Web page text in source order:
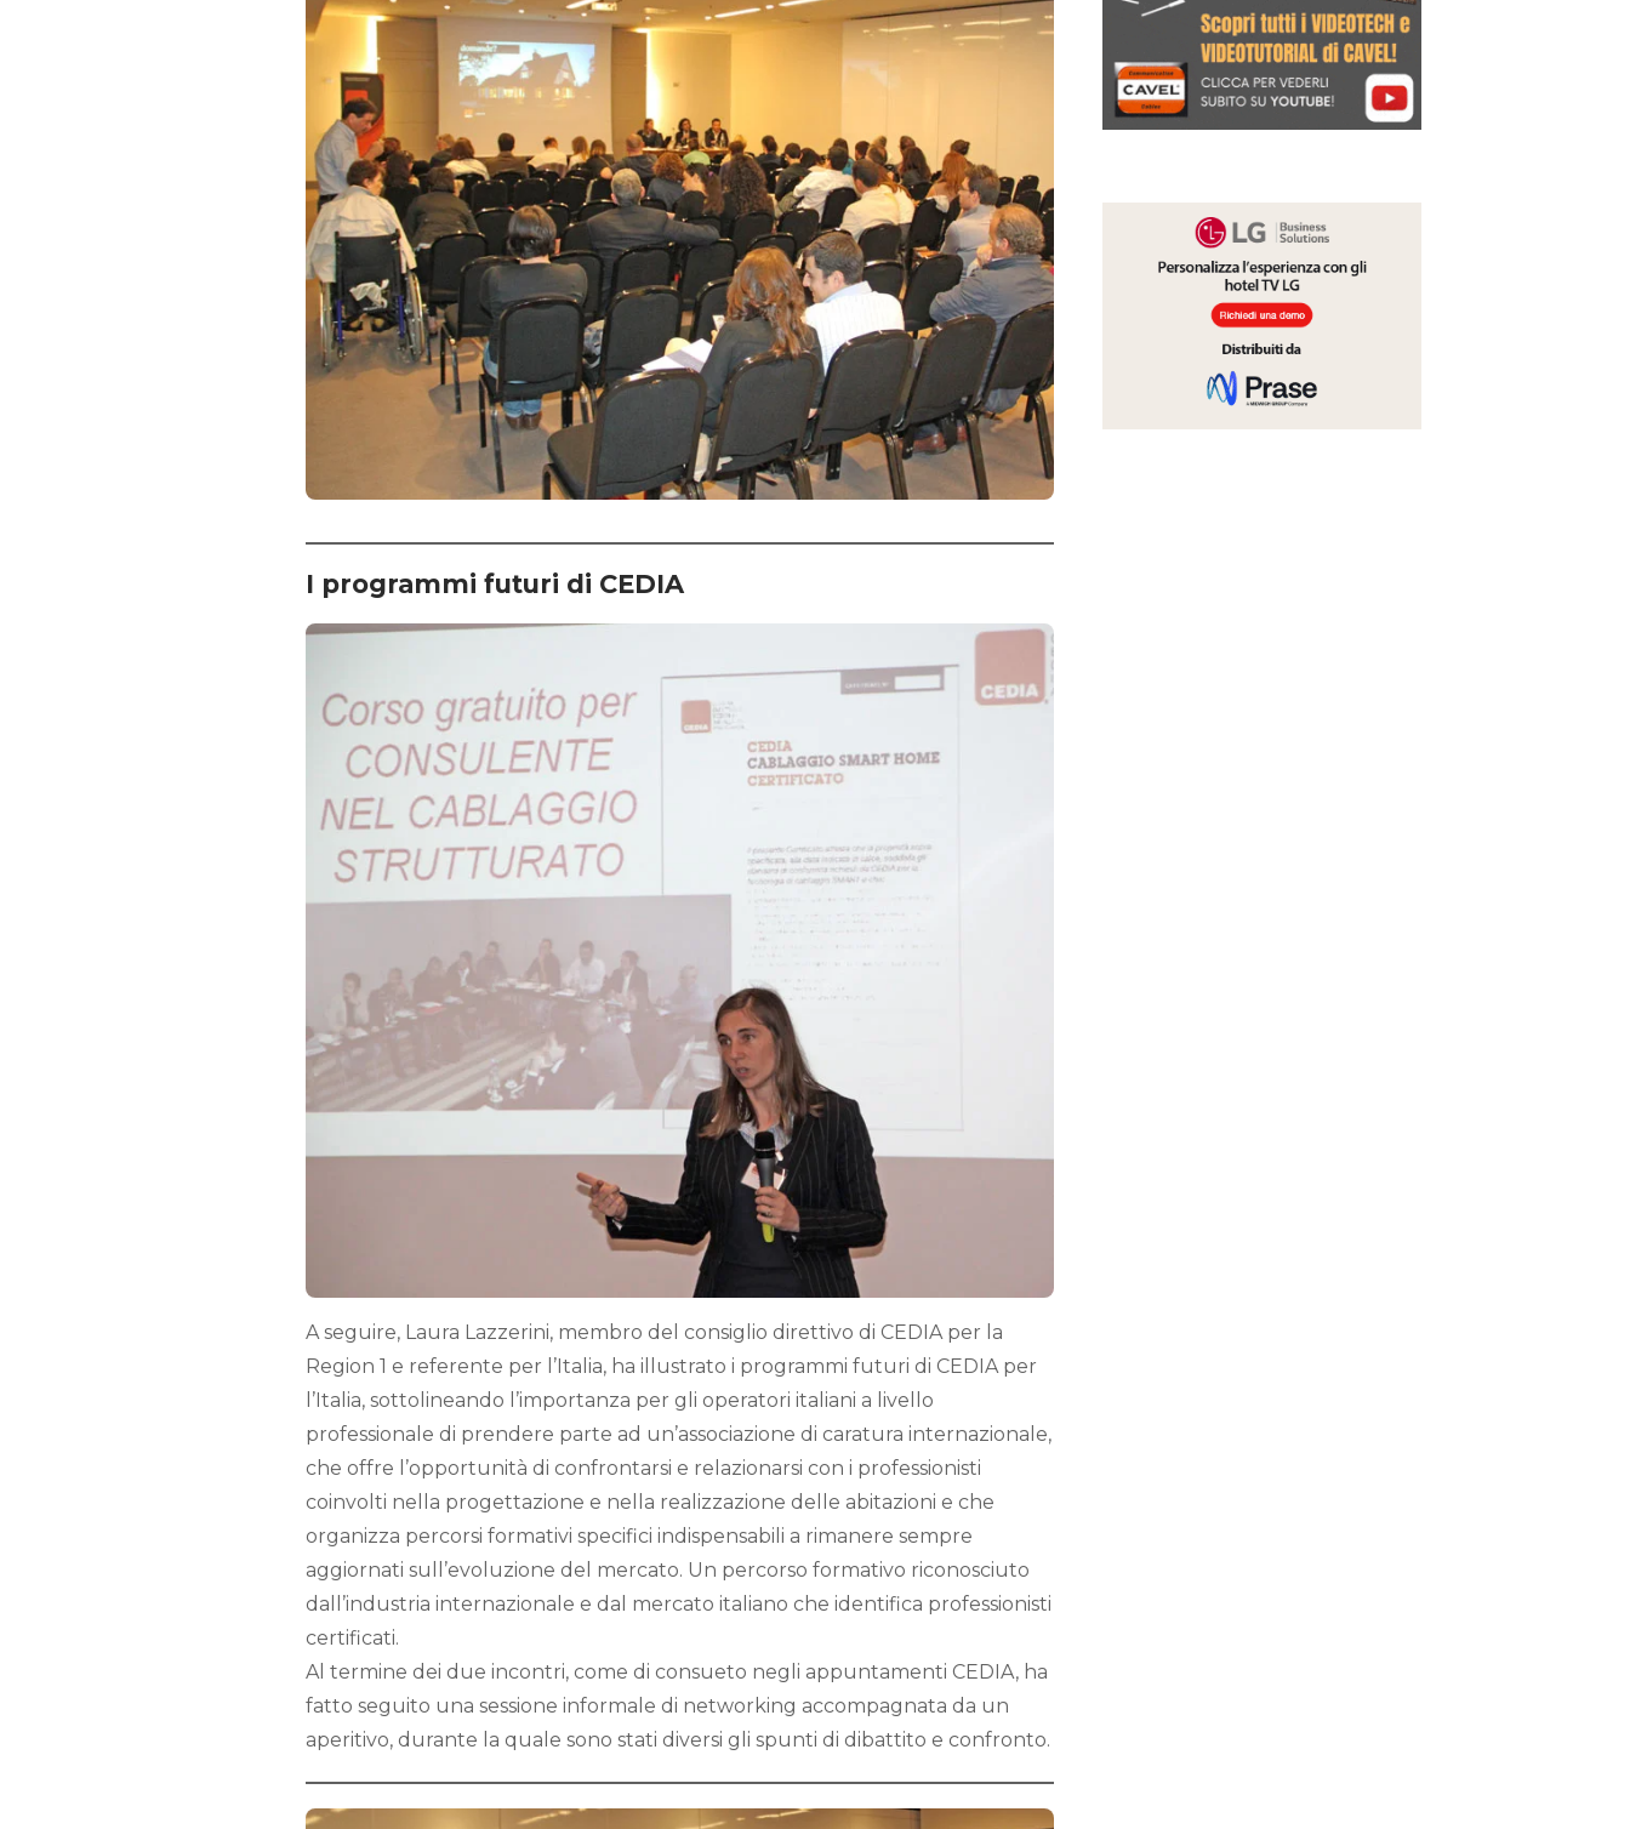
I programmi futuri di CEDIA
A seguire, Laura Lazzerini, membro del consiglio direttivo di CEDIA per la
Region 1 e referente per l’Italia, ha illustrato i programmi futuri di CEDIA per
l’Italia, sottolineando l’importanza per gli operatori italiani a livello
professionale di prendere parte ad un’associazione di caratura internazionale,
che offre l’opportunità di confrontarsi e relazionarsi con i professionisti
coinvolti nella progettazione e nella realizzazione delle abitazioni e che
organizza percorsi formativi specifici indispensabili a rimanere sempre
aggiornati sull’evoluzione del mercato. Un percorso formativo riconosciuto
dall’industria internazionale e dal mercato italiano che identifica professionisti
certificati.
Al termine dei due incontri, come di consueto negli appuntamenti CEDIA, ha
fatto seguito una sessione informale di networking accompagnata da un
aperitivo, durante la quale sono stati diversi gli spunti di dibattito e confronto.